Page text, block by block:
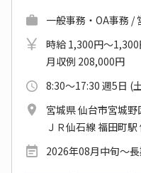
一般事務・OA事務 /
時給 1,300円～
月収例 208,000円
8:30～17:30 週5日 (
宮城県 仙台市宮城野
ＪＲ仙石線 福田町駅
2026年08月中旬～